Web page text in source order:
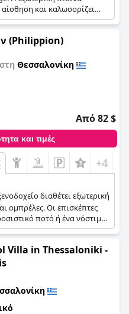
και καλωσορίζει
εμπειρία.
(Philippion)
Θεσσαλονίκη
Από 82 $
και τιμές
+4
διαθέτει εξωτερική
ομπρέλες. Οι επισκέπτες
ποτό ή ένα νόστιμο
δίπλα στην πισίνα.
Villa in Thessaloniki -